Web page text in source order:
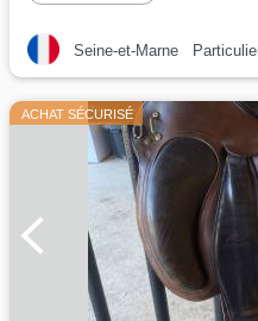
Seine-et-Marne
ACHAT SÉCURISÉ